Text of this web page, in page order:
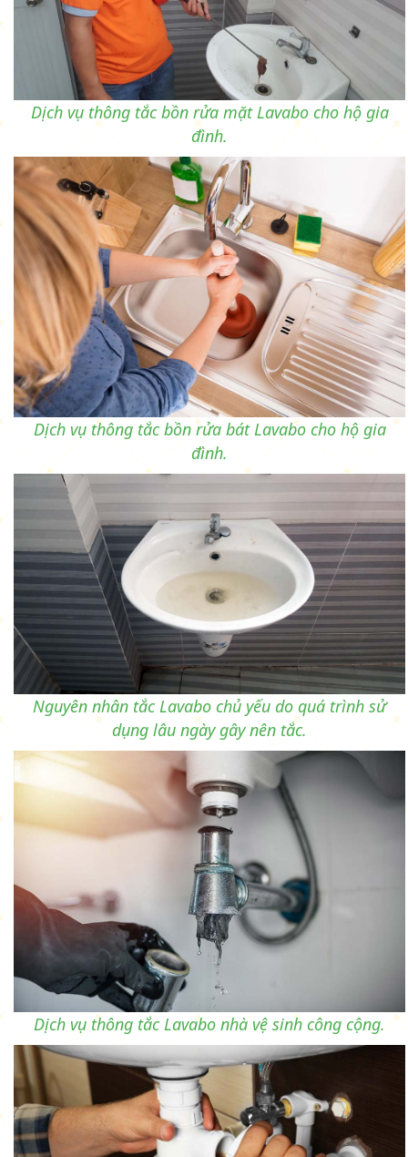
Dịch vụ thông tắc bồn rửa mặt Lavabo cho hộ gia
đình.
Dịch vụ thông tắc bồn rửa bát Lavabo cho hộ gia
đình.
Nguyên nhân tắc Lavabo chủ yếu do quá trình sử
dụng lâu ngày gây nên tắc.
Dịch vụ thông tắc Lavabo nhà vệ sinh công cộng.